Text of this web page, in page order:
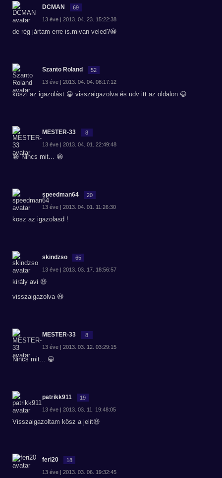
DCMAN 69
13 éve | 2013. 04. 23. 15:22:38
de rég jártam erre is.mivan veled?😀
Szanto Roland 52
13 éve | 2013. 04. 04. 08:17:12
köszi az igazolást 😀 visszaigazolva és üdv itt az oldalon 😃
MESTER-33 8
13 éve | 2013. 04. 01. 22:49:48
😀 Nincs mit... 😀
speedman64 20
13 éve | 2013. 04. 01. 11:26:30
kosz az igazolasd !
skindzso 65
13 éve | 2013. 03. 17. 18:56:57
király avi 😃
visszaigazolva 😃
MESTER-33 8
13 éve | 2013. 03. 12. 03:29:15
Nincs mit... 😀
patrikk911 19
13 éve | 2013. 03. 11. 19:48:05
Visszaigazoltam kösz a jelit😃
feri20 18
13 éve | 2013. 03. 06. 19:32:45